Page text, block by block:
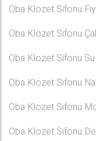
Oba Klozet Sifonu
Oba Klozet Sifonu
Oba Klozet Sifonu
Oba Klozet Sifonu
Oba Klozet Sifonu
Oba Klozet Sifonu